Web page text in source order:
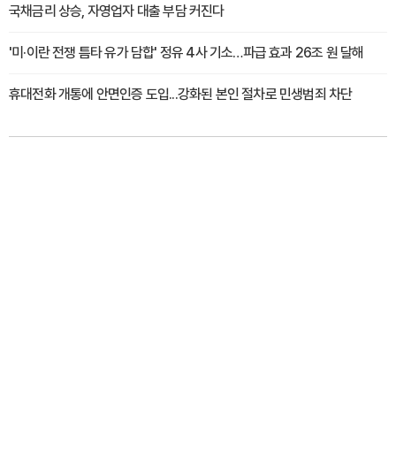
국채금리 상승, 자영업자 대출 부담 커진다
'미·이란 전쟁 틈타 유가 담합' 정유 4사 기소…파급 효과 26조 원 달해
휴대전화 개통에 안면인증 도입...강화된 본인 절차로 민생범죄 차단